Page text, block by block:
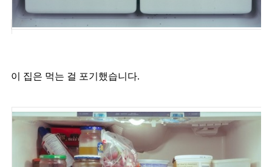
이 집은 먹는 걸 포기했습니다.